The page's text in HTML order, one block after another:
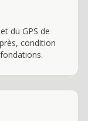
du GPS de
condition